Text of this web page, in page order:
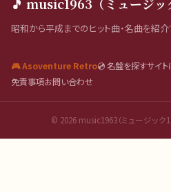
🎵 music1963（ミュージッ
昭和から平成までのヒット曲・名曲を紹介
🎮 Asoventure Retro💿 名盤を探すサイ
免責事項お問い合わせ
© 2026music1963（ミュージック